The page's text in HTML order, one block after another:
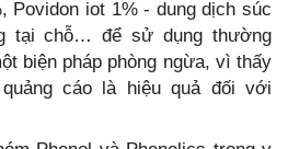
Povidon iot 1% - dung dịch súc
tại chỗ… để sử dụng thường
biện pháp phòng ngừa, vì thấy
cáo là hiệu quả đối với